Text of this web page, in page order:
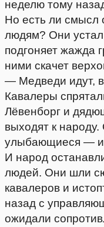
неделю тому
Но есть ли смысл
людям? Они
подгоняет жажда
ними скачет
— Медведи идут,
Кавалеры
Лёвенборг и
выходят к
улыбающиеся — и
И народ
людей. Они шли
кавалеров и
назад с
ожидали